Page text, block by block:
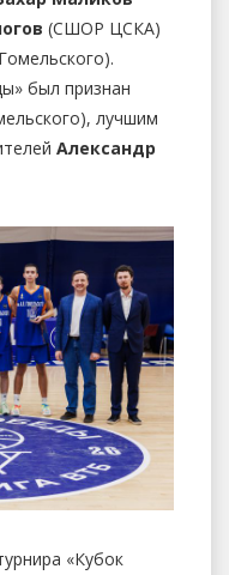
(СШОР ЦСКА)
был признан
лучшим
Александр
«Кубок